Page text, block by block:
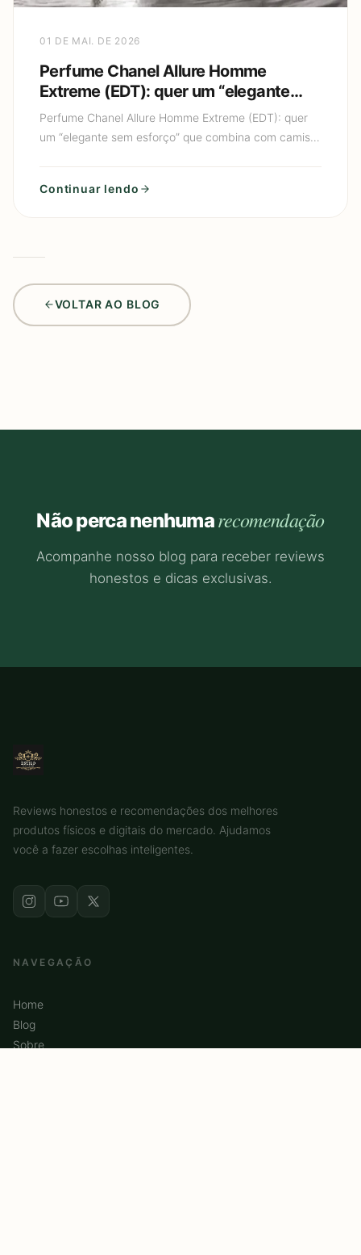
01 DE MAI. DE 2026
Perfume Chanel Allure Homme
Extreme (EDT): quer um “elegante
sem esforço” que combina com
camisa social e também com jeans?
Perfume Chanel Allure Homme Extreme (EDT): quer
um “elegante sem esforço” que combina com camisa
Continuar lendo
VOLTAR AO BLOG
Não perca nenhumarecomendação
Acompanhe nosso blog para receber reviews
honestos e dicas exclusivas.
Reviews honestos e recomendações dos melhores
produtos físicos e digitais do mercado. Ajudamos
você a fazer escolhas inteligentes.
NAVEGAÇÃO
Home
Blog
Sobre